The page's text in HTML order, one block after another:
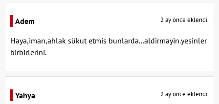
Adem 2 ay önce eklendi.
Haya,iman,ahlak sükut etmis bunlarda...aldirmayin.yesinler
birbirlerini.
Yahya 2 ay önce eklendi.